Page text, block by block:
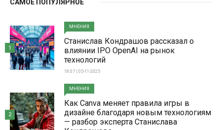
САМОЕ ПОПУЛЯРНОЕ
МНЕНИЯ
Станислав Кондрашов рассказал о
влиянии IPO OpenAI на рынок
технологий
18:07 | 05-11-2025
1
МНЕНИЯ
Как Canva меняет правила игры в
дизайне благодаря новым технологиям
— разбор эксперта Станислава
2